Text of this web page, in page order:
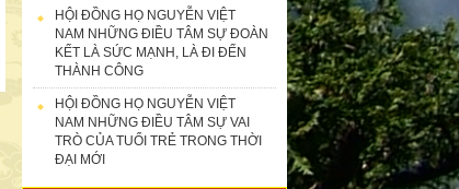
HỘI ĐỒNG HỌ NGUYỄN VIỆT
NAM NHỮNG ĐIỀU TÂM SỰ ĐOÀN
KẾT LÀ SỨC MẠNH, LÀ ĐI ĐẾN
THÀNH CÔNG
HỘI ĐỒNG HỌ NGUYỄN VIỆT
NAM NHỮNG ĐIỀU TÂM SỰ VAI
TRÒ CỦA TUỔI TRẺ TRONG THỜI
ĐẠI MỚI